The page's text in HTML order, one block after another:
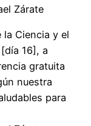
Zárate
la Ciencia y el
16], a
gratuita
nuestra
para